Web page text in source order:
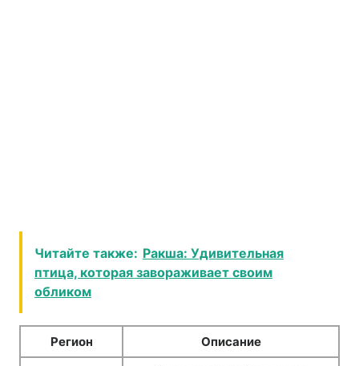
Читайте также: Ракша: Удивительная
птица, которая завораживает своим
обликом
Регион Описание